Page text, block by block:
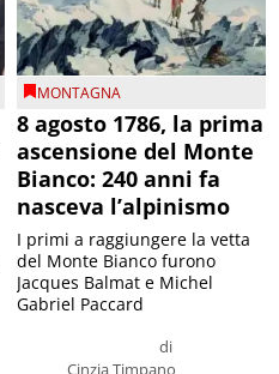
MONTAGNA
8 agosto 1786, la prima
ascensione del Monte
Bianco: 240 anni fa
nasceva l’alpinismo
di
Cinzia Timpano
I primi a raggiungere la vetta
del Monte Bianco furono
Jacques Balmat e Michel
Gabriel Paccard